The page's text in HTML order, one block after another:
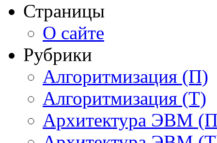
Страницы
О сайте
Рубрики
Алгоритмизация (П)
Алгоритмизация (Т)
Архитектура ЭВМ